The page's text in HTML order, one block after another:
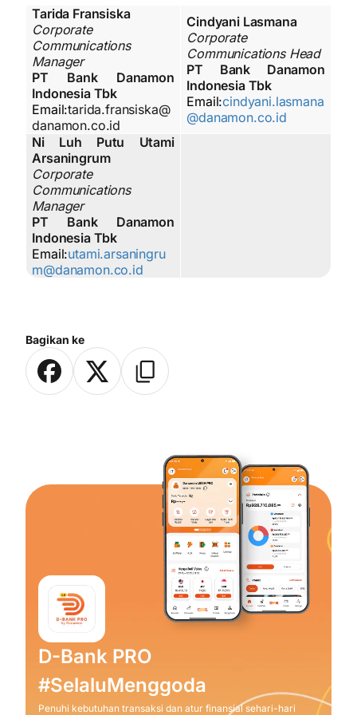
Bagikan ke
Tarida Fransiska
Corporate
Communications
Manager
PT Bank Danamon
Indonesia Tbk
Email:tarida.fransiska@
danamon.co.id
Cindyani Lasmana
Corporate
Communications Head
PT Bank Danamon
Indonesia Tbk
Email:cindyani.lasmana
@danamon.co.id
Ni Luh Putu Utami
Arsaningrum
Corporate
Communications
Manager
PT Bank Danamon
Indonesia Tbk
Email:utami.arsaningru
m@danamon.co.id
D-Bank PRO
#SelaluMenggoda
Penuhi kebutuhan transaksi dan atur finansial sehari-hari